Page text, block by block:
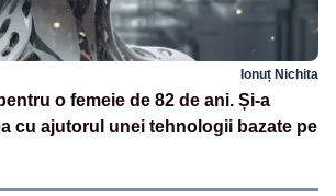
Ionuț Nichita
o femeie de 82 de ani. Și-a
cu ajutorul unei tehnologii bazate pe